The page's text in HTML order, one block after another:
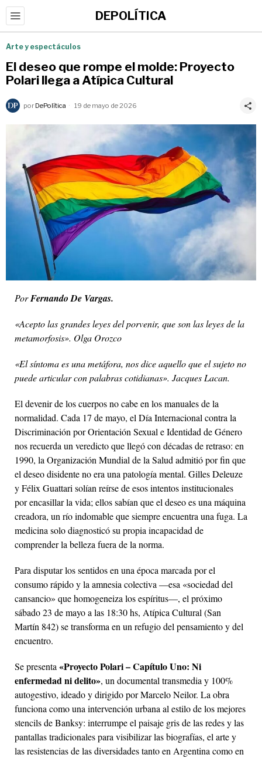
DEPOLÍTICA
Arte y espectáculos
El deseo que rompe el molde: Proyecto
Polari llega a Atípica Cultural
por DePolítica 19 de mayo de 2026
PorFernando De Vargas.
«Acepto las grandes leyes del porvenir, que son las leyes de la
metamorfosis». Olga Orozco
«El síntoma es una metáfora, nos dice aquello que el sujeto no
puede articular con palabras cotidianas». Jacques Lacan.
El devenir de los cuerpos no cabe en los manuales de la
normalidad. Cada 17 de mayo, el Día Internacional contra la
Discriminación por Orientación Sexual e Identidad de Género
nos recuerda un veredicto que llegó con décadas de retraso: en
1990, la Organización Mundial de la Salud admitió por fin que
el deseo disidente no era una patología mental. Gilles Deleuze
y Félix Guattari solían reírse de esos intentos institucionales
por encasillar la vida; ellos sabían que el deseo es una máquina
creadora, un río indomable que siempre encuentra una fuga. La
medicina solo diagnosticó su propia incapacidad de
comprender la belleza fuera de la norma.
Para disputar los sentidos en una época marcada por el
consumo rápido y la amnesia colectiva —esa «sociedad del
cansancio» que homogeneiza los espíritus—, el próximo
sábado 23 de mayo a las 18:30 hs, Atípica Cultural (San
Martín 842) se transforma en un refugio del pensamiento y del
encuentro.
Se presenta«Proyecto Polari – Capítulo Uno: Ni
enfermedad ni delito», un documental transmedia y 100%
autogestivo, ideado y dirigido por Marcelo Neilor. La obra
funciona como una intervención urbana al estilo de los mejores
stencils de Banksy: interrumpe el paisaje gris de las redes y las
pantallas tradicionales para visibilizar las biografías, el arte y
las resistencias de las diversidades tanto en Argentina como en